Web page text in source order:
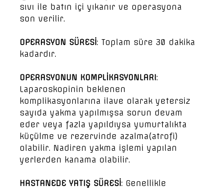
sıvı ile batın içi yıkanır ve operasyona
son verilir.
OPERASYON SÜRESİ: Toplam süre 30 dakika
kadardır.
OPERASYONUN KOMPLİKASYONLARI:
Laparoskopinin beklenen
komplikasyonlarına ilave olarak yetersiz
sayıda yakma yapılmışsa sorun devam
eder veya fazla yapıldıysa yumurtalıkta
küçülme ve rezervinde azalma(atrofi)
olabilir. Nadiren yakma işlemi yapılan
yerlerden kanama olabilir.
HASTANEDE YATIŞ SÜRESİ: Genellikle